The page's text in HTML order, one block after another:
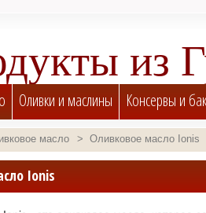
из
Mythos, Creta Verde, Lesvos Gold и
Оливки и маслины Консервы и
масло > Оливковое масло Ionis
Ionis